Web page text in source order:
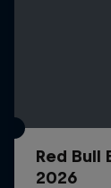
Red Bull
2026